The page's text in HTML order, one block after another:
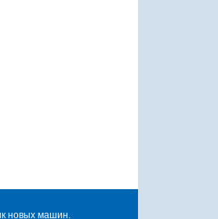
новых машин.